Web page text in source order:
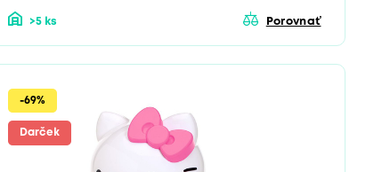
>5 ks Porovnať
Darček
-69%